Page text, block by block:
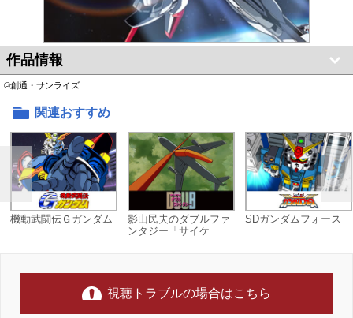
作品情報
©創通・サンライズ
関連おすすめ
機動武闘伝Ｇガンダム
影山民夫のダブルファ
ンタジー「サイケ...
SDガンダムフォース
視聴トラブルの場合はこちら